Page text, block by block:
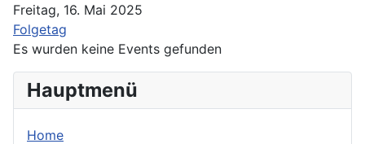
Freitag, 16. Mai 2025
Folgetag
Es wurden keine Events gefunden
Hauptmenü
Home